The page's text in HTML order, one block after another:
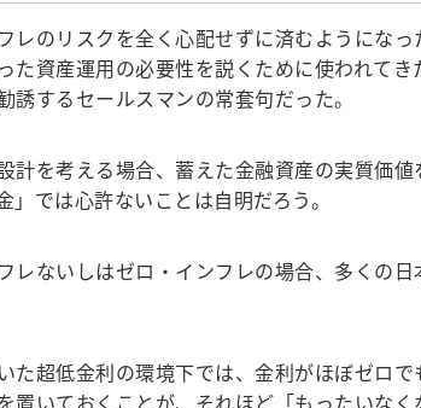
のリスクを全く心配せずに済むようにな
た資産運用の必要性を説くために使われて
するセールスマンの常套句だった。
を考える場合、蓄えた金融資産の実質価
では心許ないことは自明だろう。
ないしはゼロ・インフレの場合、多くの
超低金利の環境下では、金利がほぼゼロ
置いておくことが、それほど「もったいなく